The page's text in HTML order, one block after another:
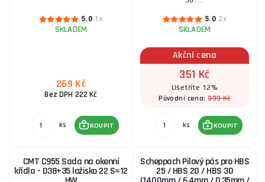
5.0 1x
SKLADEM
269 Kč
Bez DPH 222 Kč
ks KOUPIT
5.0 2x
SKLADEM
Akční cena
351 Kč
Ušetříte 12%
Původní cena:399 Kč
ks KOUPIT
CMT C955 Sada na okenní
křídla - D38+35 ložisko 22 S=12
Scheppach Pilový pás pro HBS
25 / HBS 20 / HBS 30